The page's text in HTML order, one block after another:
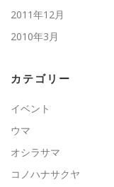
2011年12月
2010年3月
カテゴリー
イベント
ウマ
オシラサマ
コノハナサクヤ